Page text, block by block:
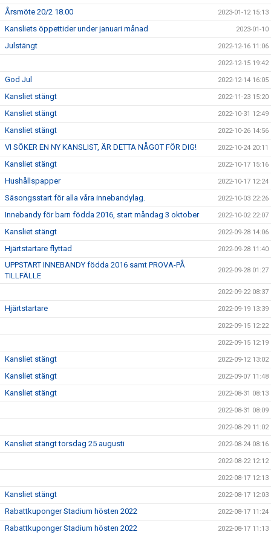
Årsmöte 20/2 18.00 2023-01-12 15:13
Kansliets öppettider under januari månad 2023-01-10
Julstängt 2022-12-16 11:06
2022-12-15 19:42
God Jul 2022-12-14 16:05
Kansliet stängt 2022-11-23 15:20
Kansliet stängt 2022-10-31 12:49
Kansliet stängt 2022-10-26 14:56
VI SÖKER EN NY KANSLIST, ÄR DETTA NÅGOT FÖR DIG! 2022-10-24 20:11
Kansliet stängt 2022-10-17 15:16
Hushållspapper 2022-10-17 12:24
Säsongsstart för alla våra innebandylag. 2022-10-03 22:26
Innebandy för barn födda 2016, start måndag 3 oktober 2022-10-02 22:07
Kansliet stängt 2022-09-28 14:06
Hjärtstartare flyttad 2022-09-28 11:40
UPPSTART INNEBANDY födda 2016 samt PROVA-PÅ
TILLFÄLLE
2022-09-28 01:27
2022-09-22 08:37
Hjärtstartare 2022-09-19 13:39
2022-09-15 12:22
2022-09-15 12:19
Kansliet stängt 2022-09-12 13:02
Kansliet stängt 2022-09-07 11:48
Kansliet stängt 2022-08-31 08:13
2022-08-31 08:09
2022-08-29 11:02
Kansliet stängt torsdag 25 augusti 2022-08-24 08:16
2022-08-22 12:12
2022-08-17 12:13
Kansliet stängt 2022-08-17 12:03
Rabattkuponger Stadium hösten 2022 2022-08-17 11:24
Rabattkuponger Stadium hösten 2022 2022-08-17 11:13